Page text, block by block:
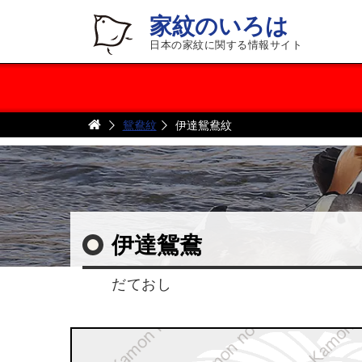
家紋のいろは
日本の家紋に関する情報サイト
鴛鴦紋 伊達鴛鴦紋
伊達鴛鴦
だておし